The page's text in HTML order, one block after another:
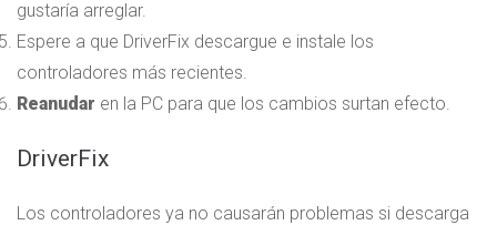
gustaría arreglar.
Espere a que DriverFix descargue e instale los
controladores más recientes.
Reanudar en la PC para que los cambios surtan efecto.
DriverFix
Los controladores ya no causarán problemas si descarga